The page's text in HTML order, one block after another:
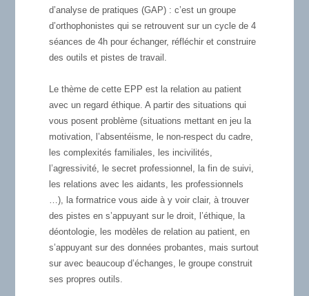
d’analyse de pratiques (GAP) : c’est un groupe
d’orthophonistes qui se retrouvent sur un cycle de 4
séances de 4h pour échanger, réfléchir et construire
des outils et pistes de travail.
Le thème de cette EPP est la relation au patient
avec un regard éthique. A partir des situations qui
vous posent problème (situations mettant en jeu la
motivation, l’absentéisme, le non-respect du cadre,
les complexités familiales, les incivilités,
l’agressivité, le secret professionnel, la fin de suivi,
les relations avec les aidants, les professionnels
…), la formatrice vous aide à y voir clair, à trouver
des pistes en s’appuyant sur le droit, l’éthique, la
déontologie, les modèles de relation au patient, en
s’appuyant sur des données probantes, mais surtout
sur avec beaucoup d’échanges, le groupe construit
ses propres outils.